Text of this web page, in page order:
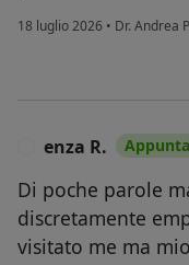
18 luglio 2026 • Dr. Andrea
enza R.
Di poche parole
discretamente
visitato me ma